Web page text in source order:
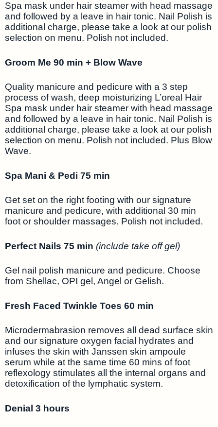
Spa mask under hair steamer with head massage
and followed by a leave in hair tonic. Nail Polish is
additional charge, please take a look at our polish
selection on menu. Polish not included.
Groom Me 90 min + Blow Wave
Quality manicure and pedicure with a 3 step
process of wash, deep moisturizing L’oreal Hair
Spa mask under hair steamer with head massage
and followed by a leave in hair tonic. Nail Polish is
additional charge, please take a look at our polish
selection on menu. Polish not included. Plus Blow
Wave.
Spa Mani & Pedi 75 min
Get set on the right footing with our signature
manicure and pedicure, with additional 30 min
foot or shoulder massages. Polish not included.
Perfect Nails 75 min (include take off gel)
Gel nail polish manicure and pedicure. Choose
from Shellac, OPI gel, Angel or Gelish.
Fresh Faced Twinkle Toes 60 min
Microdermabrasion removes all dead surface skin
and our signature oxygen facial hydrates and
infuses the skin with Janssen skin ampoule
serum while at the same time 60 mins of foot
reflexology stimulates all the internal organs and
detoxification of the lymphatic system.
Denial 3 hours